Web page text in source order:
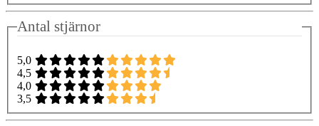
Antal stjärnor
5,0
4,5
4,0
3,5